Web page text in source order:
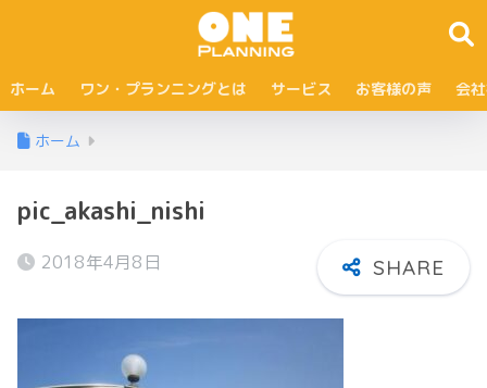
ホーム ワン・プランニングとは サービス お客様の声 会
ホーム
pic_akashi_nishi
2018年4月8日